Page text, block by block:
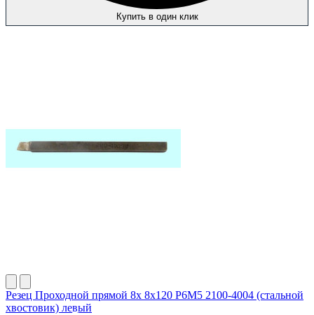
Купить в один клик
Резец Проходной прямой 8х 8х120 Р6М5 2100-4004 (стальной
хвостовик) левый